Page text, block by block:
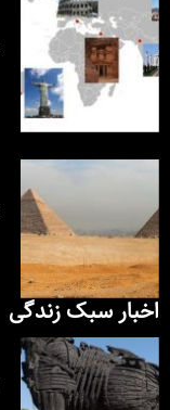
اخبار سبک زندگی